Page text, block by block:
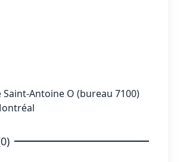
Saint-Antoine O (bureau 7100)